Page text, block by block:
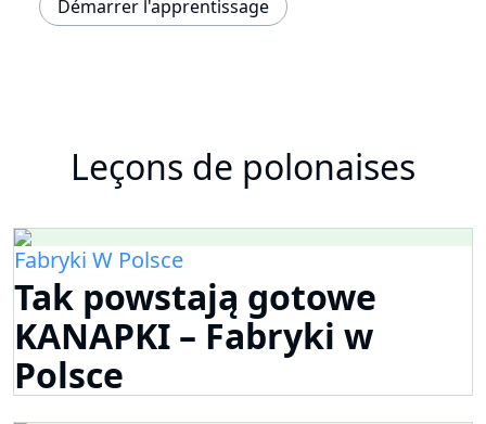
Démarrer l'apprentissage
Leçons de polonaises
Fabryki W Polsce
Tak powstają gotowe
KANAPKI – Fabryki w
Polsce